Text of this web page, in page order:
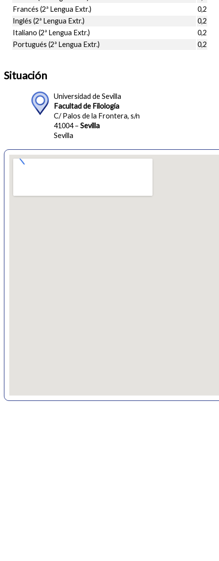
Francés (2ª Lengua Extr.)
0,2
Inglés (2ª Lengua Extr.)
0,2
Italiano (2ª Lengua Extr.)
0,2
Portugués (2ª Lengua Extr.)
0,2
Situación
Universidad de Sevilla
Facultad de Filología
C/ Palos de la Frontera, s/n
41004 – Sevilla
Sevilla